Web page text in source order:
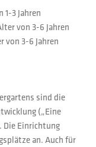
1-3 Jahren
von 3-6 Jahren
von 3-6 Jahren
sind die
(„Eine
Einrichtung
an. Auch für